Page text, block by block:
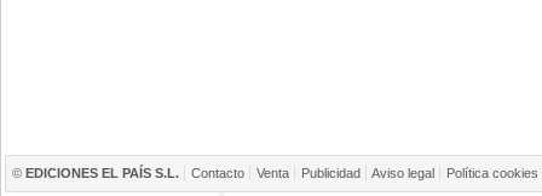
© EDICIONES EL PAÍS S.L. Contacto Venta Publicidad Aviso legal Política cookies